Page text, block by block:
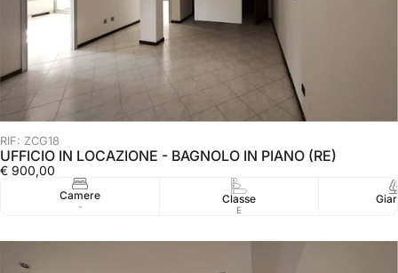
RIF: ZCG18
UFFICIO IN LOCAZIONE - BAGNOLO IN PIANO (RE)
€ 900,00
Camere
-
Classe
E